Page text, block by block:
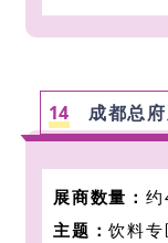
14 成都总
展商数量：
主题：饮料专